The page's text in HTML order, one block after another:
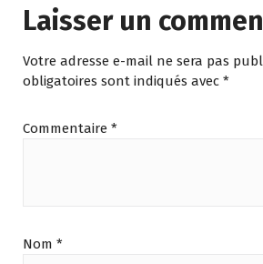
Laisser un
Votre adresse e-mail ne sera pas
obligatoires sont indiqués avec *
Commentaire *
Nom *